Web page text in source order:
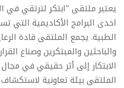
يعتبر ملتقى "ابتكر لترتقي
احدى البرامج الأكاديمية التي
الطبية. يجمع الملتقى قادة
والباحثين والمبتكرين وصناع
الابتكار إلى أثر حقيقي في مجال
الملتقى بيئة تعاونية